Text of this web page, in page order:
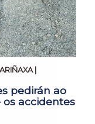
|
pedirán ao
accidentes